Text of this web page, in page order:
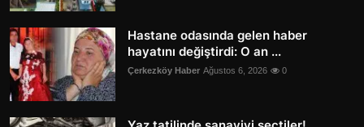
Hastane odasında gelen haber
hayatını değiştirdi: O an ...
Çerkezköy Haber Ağustos 6, 2026 0